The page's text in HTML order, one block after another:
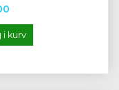
i kurv